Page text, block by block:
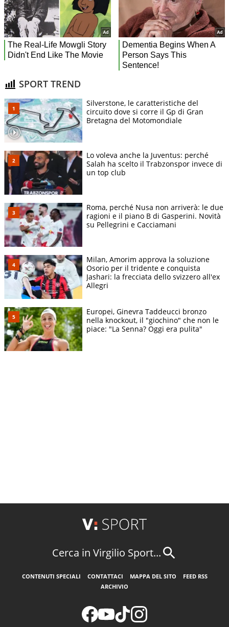
SPORT TREND
Silverstone, le caratteristiche del
circuito dove si corre il Gp di Gran
Bretagna del Motomondiale
Lo voleva anche la Juventus: perché
Salah ha scelto il Trabzonspor invece di
un top club
Roma, perché Nusa non arriverà: le due
ragioni e il piano B di Gasperini. Novità
su Pellegrini e Cacciamani
Milan, Amorim approva la soluzione
Osorio per il tridente e conquista
Jashari: la frecciata dello svizzero all'ex
Allegri
Europei, Ginevra Taddeucci bronzo
nella knockout, il "giochino" che non le
piace: "La Senna? Oggi era pulita"
Cerca in Virgilio Sport...
CONTENUTI SPECIALI CONTATTACI MAPPA DEL SITO
FEED RSS
ARCHIVIO